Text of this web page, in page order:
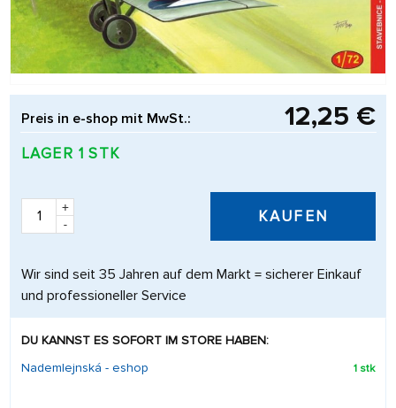
Preis in e-shop mit MwSt.: 12,25 €
LAGER 1 STK
+
-
KAUFEN
Wir sind seit 35 Jahren auf dem Markt = sicherer Einkauf
und professioneller Service
DU KANNST ES SOFORT IM STORE HABEN:
Nademlejnská - eshop
1 stk